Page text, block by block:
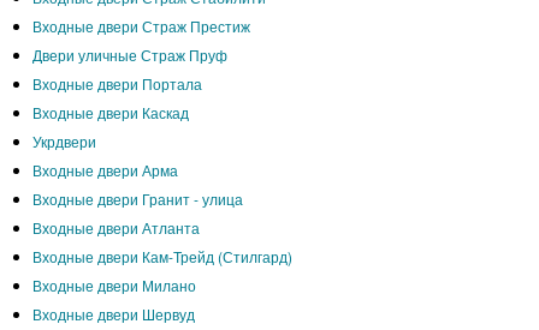
Входные двери Страж Престиж
Двери уличные Страж Пруф
Входные двери Портала
Входные двери Каскад
Укрдвери
Входные двери Арма
Входные двери Гранит - улица
Входные двери Атланта
Входные двери Кам-Трейд (Стилгард)
Входные двери Милано
Входные двери Шервуд